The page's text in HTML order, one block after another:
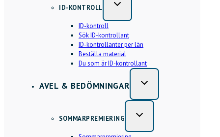
ID-KONTROLL
ID-kontroll
Sök ID-kontrollant
ID-kontrollanter per län
Beställa material
Du som är ID-kontrollant
AVEL & BEDÖMNINGAR
SOMMARPREMIERING